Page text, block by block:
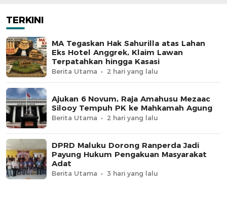
TERKINI
MA Tegaskan Hak Sahurilla atas Lahan
Eks Hotel Anggrek, Klaim Lawan
Terpatahkan hingga Kasasi
Berita Utama 2 hari yang lalu
Ajukan 6 Novum, Raja Amahusu Mezaac
Silooy Tempuh PK ke Mahkamah Agung
Berita Utama 2 hari yang lalu
DPRD Maluku Dorong Ranperda Jadi
Payung Hukum Pengakuan Masyarakat
Adat
Berita Utama 3 hari yang lalu